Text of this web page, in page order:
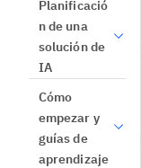
Planificació
n de una
solución de
IA
Cómo
empezar y
guías de
aprendizaje